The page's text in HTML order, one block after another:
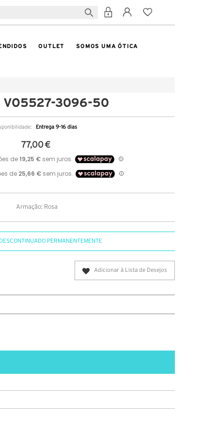
OUTLET SOMOS UMA ÓTICA
VO5527-3096-50
Entrega 9-16 dias
77,00 €
Armação: Rosa
PERMANENTEMENTE
Adicionar à Lista de Desejos